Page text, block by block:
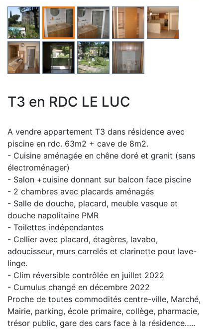
T3 en RDC LE LUC
A vendre appartement T3 dans résidence avec
piscine en rdc. 63m2 + cave de 8m2.
- Cuisine aménagée en chêne doré et granit (sans
électroménager)
- Salon +cuisine donnant sur balcon face piscine
- 2 chambres avec placards aménagés
- Salle de douche, placard, meuble vasque et
douche napolitaine PMR
- Toilettes indépendantes
- Cellier avec placard, étagères, lavabo,
adoucisseur, murs carrelés et clarinette pour lave-
linge.
- Clim réversible contrôlée en juillet 2022
- Cumulus changé en décembre 2022
Proche de toutes commodités centre-ville, Marché,
Mairie, parking, école primaire, collège, pharmacie,
trésor public, gare des cars face à la résidence…..